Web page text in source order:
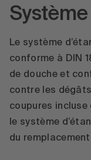
Système
Le système
conforme à DIN
de douche et
contre les
coupures
le système
du